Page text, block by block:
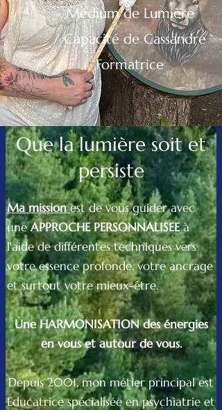
Que la lumière soit et
persiste​
Ma missionest de vous guider avec
uneAPPROCHE PERSONNALISEEà
l'aide de différentes techniques vers
votre essence profonde, votre ancrage
et surtout votre mieux-être.
Une HARMONISATION des énergies
en vous et autour de vous.
Depuis 2001, mon métier principal est
Educatrice spécialisée en psychiatrie et
Médium de Lumière​
/Capacité de Cassandre
Formatrice